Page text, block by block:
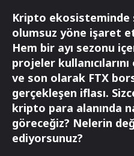
Kripto ekosisteminde
olumsuz yöne işaret
Hem bir ayı sezonu
projeler
ve son olarak FTX
gerçekleşen iflası.
kripto para alanında
göreceğiz? Nelerin
ediyorsunuz?